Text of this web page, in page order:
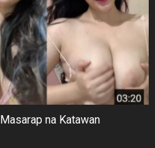
na Katawan